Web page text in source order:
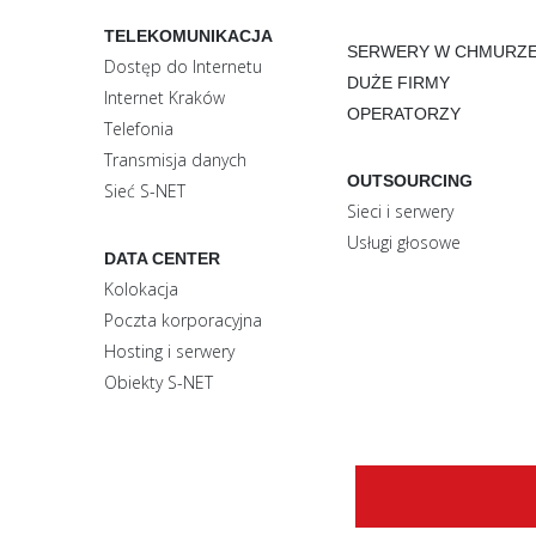
TELEKOMUNIKACJA
Dostęp do Internetu
Internet Kraków
Telefonia
Transmisja danych
Sieć S-NET
DATA CENTER
Kolokacja
Poczta korporacyjna
Hosting i serwery
Obiekty S-NET
SERWERY W
DUŻE FIRMY
OPERATORZY
OUTSOURCING
Sieci i serwery
Usługi głosowe